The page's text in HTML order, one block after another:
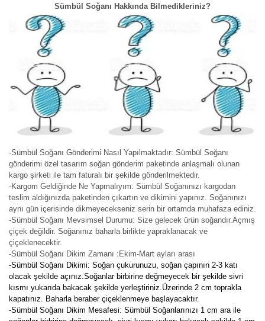
Sümbül Soğanı Hakkında Bilmedikleriniz?
-Sümbül Soğanı Gönderimi Nasıl Yapılmaktadır: Sümbül Soğanı
gönderimi özel tasarım soğan gönderim paketinde anlaşmalı olunan
kargo şirketi ile tam faturalı bir şekilde gönderilmektedir.
-Kargom Geldiğinde Ne Yapmalıyım: Sümbül Soğanınızı kargodan
teslim aldığınızda paketinden çıkartın ve dikimini yapınız. Soğanınızı
aynı gün içerisinde dikmeyecekseniz serin bir ortamda muhafaza ediniz.
-Sümbül Soğanı Mevsimsel Durumu: Size gelecek ürün soğandır.Açmış
çiçek değildir. Soğanınız baharla birlikte yapraklanacak ve
çiçeklenecektir.
-Sümbül Soğanı Dikim Zamanı :Ekim-Mart ayları arası
-Sümbül Soğanı Dikimi: Soğan çukurunuzu, soğan çapının 2-3 katı
olacak şekilde açınız.Soğanlar birbirine değmeyecek bir şekilde sivri
kısmı yukarıda bakacak şekilde yerleştiriniz.Üzerinde 2 cm toprakla
kapatınız. Baharla beraber çiçeklenmeye başlayacaktır.
-Sümbül Soğanı Dikim Mesafesi: Sümbül Soğanlarınızı 1 cm ara ile